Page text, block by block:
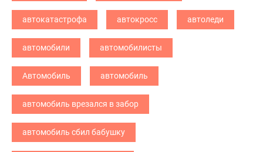
автокатастрофа автокросс автоледи
автомобили автомобилисты
Автомобиль автомобиль
автомобиль врезался в забор
автомобиль сбил бабушку